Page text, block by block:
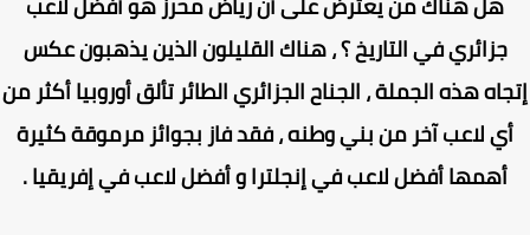
جزائري في التاريخ ؟ ، هناك القليلون الذين يذهبون عكس
هذه الجملة ، الجناح الجزائري الطائر تألق أوروبيا أكثر من
لاعب آخر من بني وطنه ، فقد فاز بجوائز مرموقة كثيرة
أهمها أفضل لاعب في إنجلترا و أفضل لاعب في إفريقيا .